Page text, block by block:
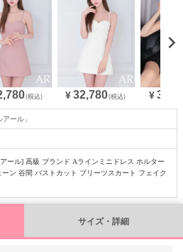
(税込) ¥ 32,780(税込) ¥
ール」
ール] 高級 ブランド Aラインミニドレス ホルター
ン 谷間 バストカット プリーツスカート フェイク
サイズ・詳細